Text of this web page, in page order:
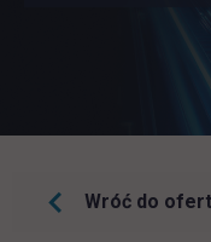
Wróć do